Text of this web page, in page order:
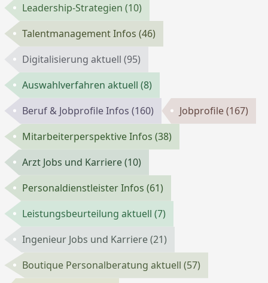
Leadership-Strategien(10)
Talentmanagement Infos(46)
Digitalisierung aktuell(95)
Auswahlverfahren aktuell(8)
Beruf & Jobprofile Infos(160) Jobprofile(167)
Mitarbeiterperspektive Infos(38)
Arzt Jobs und Karriere(10)
Personaldienstleister Infos(61)
Leistungsbeurteilung aktuell(7)
Ingenieur Jobs und Karriere(21)
Boutique Personalberatung aktuell(57)